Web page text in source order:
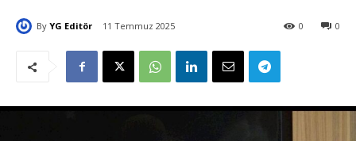
By YG Editör 11 Temmuz 2025 0
0